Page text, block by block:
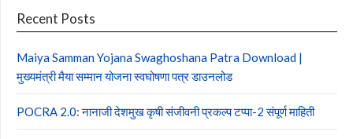
Recent Posts
Maiya Samman Yojana Swaghoshana Patra Download |
मुख्यमंत्री मैया सम्मान योजना स्वघोषणा पत्र डाउनलोड
POCRA 2.0: नानाजी देशमुख कृषी संजीवनी प्रकल्प टप्पा-2 संपूर्ण माहिती